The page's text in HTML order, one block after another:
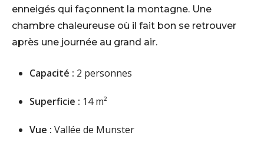
enneigés qui façonnent la montagne. Une
chambre chaleureuse où il fait bon se retrouver
après une journée au grand air.
Capacité : 2 personnes
Superficie : 14 m²
Vue : Vallée de Munster